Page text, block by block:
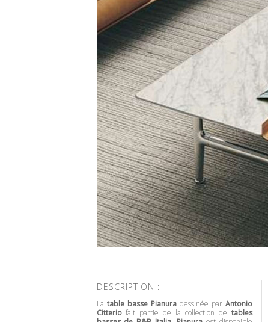
DESCRIPTION :
La table basse Pianuradessinée par Antonio
Citteriofait partie de la collection de tables